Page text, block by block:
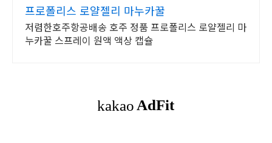
프로폴리스 로얄젤리 마누카꿀
저렴한호주항공배송 호주 정품 프로폴리스 로얄젤리 마
누카꿀 스프레이 원액 액상 캡슐